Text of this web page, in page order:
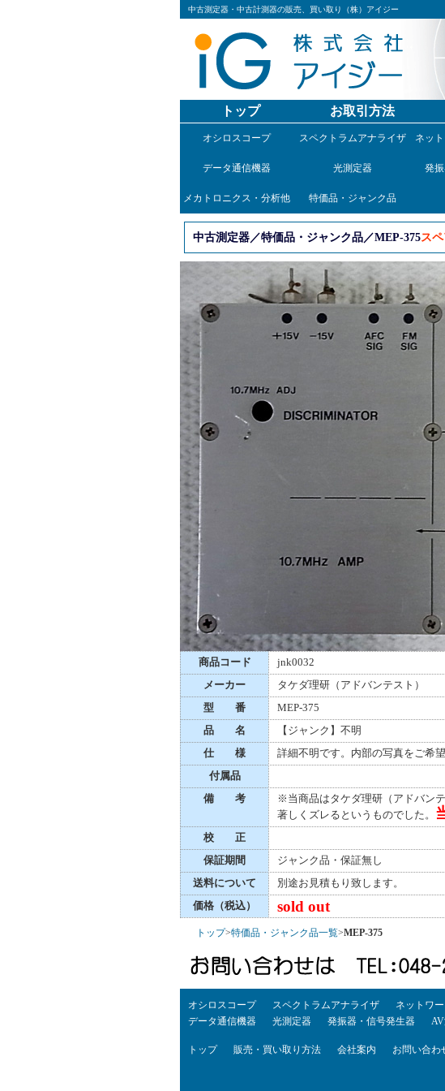
中古測定器・中古計測器の販売、買い取り（株）アイジー
トップ お取引方法
オシロスコープ スペクトラムアナライザ ネッ
データ通信機器 光測定器 発
メカトロニクス・分析他 特価品・ジャンク品
中古測定器／特価品・ジャンク品／MEP-375ス
商品コード
jnk0032
メーカー
タケダ理研（アドバンテスト）
型 番
MEP-375
品 名
【ジャンク】不明
仕 様
詳細不明です。内部の写真をご希
付属品
備 考
※当商品はタケダ理研（アドバン
著しくズレるというものでした。
校 正
保証期間
ジャンク品・保証無し
送料について
別途お見積もり致します。
価格（税込）
sold out
トップ>特価品・ジャンク品一覧>MEP-375
オシロスコープ スペクトラムアナライザ ネットワ
データ通信機器
光測定器 発振器・信号発生器
トップ 販売・買い取り方法 会社案内 お問い合わ